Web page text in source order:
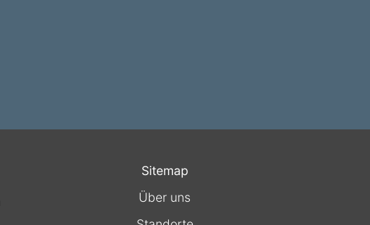
Sitemap
Über uns